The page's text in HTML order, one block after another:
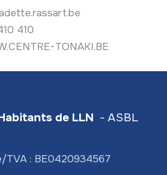
410
TONAKI.BE
de LLN - ASBL
TVA : BE0420934567